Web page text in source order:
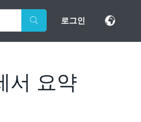
로그인
서 요약